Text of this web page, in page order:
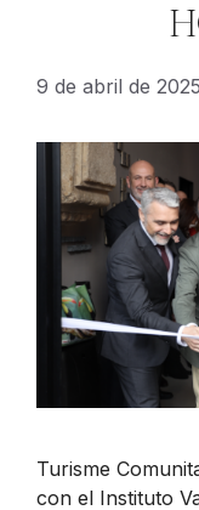
9 de abril de 2025
Turisme
con el Instituto